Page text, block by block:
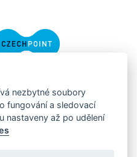
úřad Orlová
nezbytné soubory
fungování a sledovací
nastaveny až po udělení